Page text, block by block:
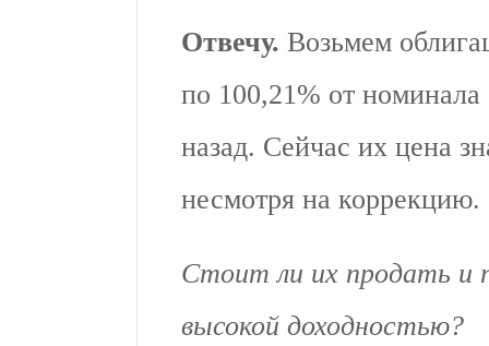
Отвечу. Возьмем
по 100,21% от номинала
назад. Сейчас их цена
несмотря на коррекцию.
Стоит ли их продать и
высокой доходностью?